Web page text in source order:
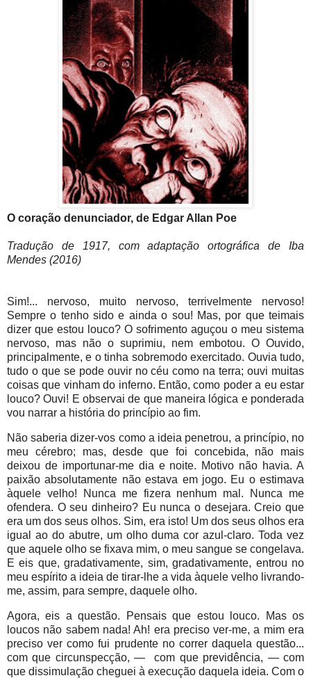
O coração denunciador, de Edgar Allan Poe
Tradução de 1917, com adaptação ortográfica de Iba
Mendes (2016)
Sim!... nervoso, muito nervoso, terrivelmente nervoso!
Sempre o tenho sido e ainda o sou! Mas, por que teimais
dizer que estou louco? O sofrimento aguçou o meu sistema
nervoso, mas não o suprimiu, nem embotou. O Ouvido,
principalmente, e o tinha sobremodo exercitado. Ouvia tudo,
tudo o que se pode ouvir no céu como na terra; ouvi muitas
coisas que vinham do inferno. Então, como poder a eu estar
louco? Ouvi! E observai de que maneira lógica e ponderada
vou narrar a história do princípio ao fim.
Não saberia dizer-vos como a ideia penetrou, a princípio, no
meu cérebro; mas, desde que foi concebida, não mais
deixou de importunar-me dia e noite. Motivo não havia. A
paixão absolutamente não estava em jogo. Eu o estimava
àquele velho! Nunca me fizera nenhum mal. Nunca me
ofendera. O seu dinheiro? Eu nunca o desejara. Creio que
era um dos seus olhos. Sim, era isto! Um dos seus olhos era
igual ao do abutre, um olho duma cor azul-claro. Toda vez
que aquele olho se fixava mim, o meu sangue se congelava.
E eis que, gradativamente, sim, gradativamente, entrou no
meu espírito a ideia de tirar-lhe a vida àquele velho livrando-
me, assim, para sempre, daquele olho.
Agora, eis a questão. Pensais que estou louco. Mas os
loucos não sabem nada! Ah! era preciso ver-me, a mim era
preciso ver como fui prudente no correr daquela questão...
com que circunspecção, — com que previdência, — com
que dissimulação cheguei à execução daquela ideia. Com o